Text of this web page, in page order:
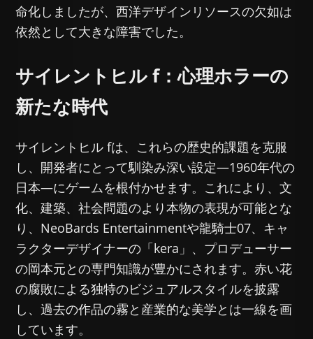
命化しましたが、西洋デザインリソースの欠如は
依然として大きな障害でした。
サイレントヒル f：心理ホラーの
新たな時代
サイレントヒル fは、これらの歴史的課題を克服
し、開発者にとって馴染み深い設定—1960年代の
日本—にゲームを根付かせます。これにより、文
化、建築、社会問題のより本物の表現が可能とな
り、NeoBards Entertainmentや龍騎士07、キャ
ラクターデザイナーの「kera」、プロデューサー
の岡本元との専門知識が豊かにされます。赤い花
の腐敗による独特のビジュアルスタイルを披露
し、過去の作品の霧と産業的な美学とは一線を画
しています。